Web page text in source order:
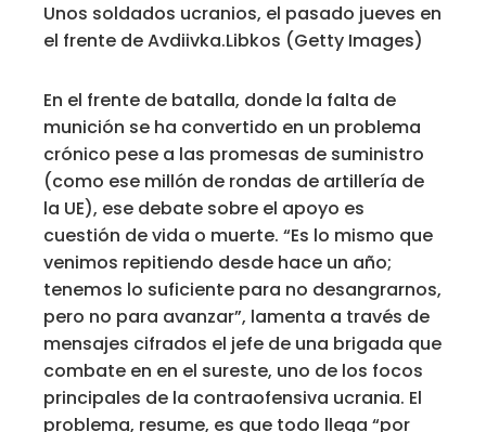
Unos soldados ucranios, el pasado jueves en
el frente de Avdiivka.Libkos (Getty Images)
En el frente de batalla, donde la falta de
munición se ha convertido en un problema
crónico pese a las promesas de suministro
(como ese millón de rondas de artillería de
la UE), ese debate sobre el apoyo es
cuestión de vida o muerte. “Es lo mismo que
venimos repitiendo desde hace un año;
tenemos lo suficiente para no desangrarnos,
pero no para avanzar”, lamenta a través de
mensajes cifrados el jefe de una brigada que
combate en en el sureste, uno de los focos
principales de la contraofensiva ucrania. El
problema, resume, es que todo llega “por